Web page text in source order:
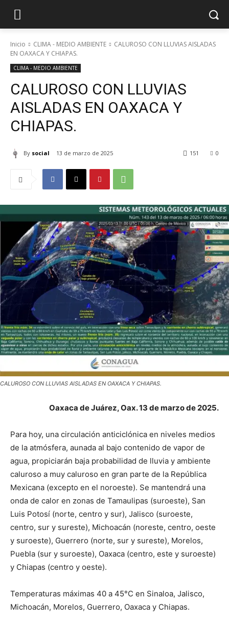
Inicio CLIMA - MEDIO AMBIENTE
CALUROSO CON LLUVIAS AISLADAS
EN OAXACA Y CHIAPAS.
CLIMA - MEDIO AMBIENTE
CALUROSO CON LLUVIAS
AISLADAS EN OAXACA Y
CHIAPAS.
By social 13 de marzo de 2025 0
151
CALUROSO CON LLUVIAS AISLADAS EN OAXACA Y CHIAPAS.
Oaxaca de Juárez, Oax. 13 de marzo de 2025.
Para hoy, una circulación anticiclónica en niveles medios
de la atmósfera, aunada al bajo contenido de vapor de
agua, propiciarán baja probabilidad de lluvia y ambiente
caluroso a muy caluroso en gran parte de la República
Mexicana (excepto en el noroeste). Se mantendrá una
onda de calor en zonas de Tamaulipas (suroeste), San
Luis Potosí (norte, centro y sur), Jalisco (suroeste,
centro, sur y sureste), Michoacán (noreste, centro, oeste
y suroeste), Guerrero (norte, sur y sureste), Morelos,
Puebla (sur y suroeste), Oaxaca (centro, este y suroeste)
y Chiapas (centro y oeste).
Temperaturas máximas 40 a 45°C en Sinaloa, Jalisco,
Michoacán, Morelos, Guerrero, Oaxaca y Chiapas.